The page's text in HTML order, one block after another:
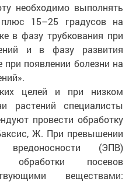
необходимо выполнять
15–25 градусов на
в фазу трубкования при
и в фазу развития
появлении болезни на
целей и при низком
растений специалисты
провести обработку
Ж. При превышении
вредоносности (ЭПВ)
обработки посевов
веществами: